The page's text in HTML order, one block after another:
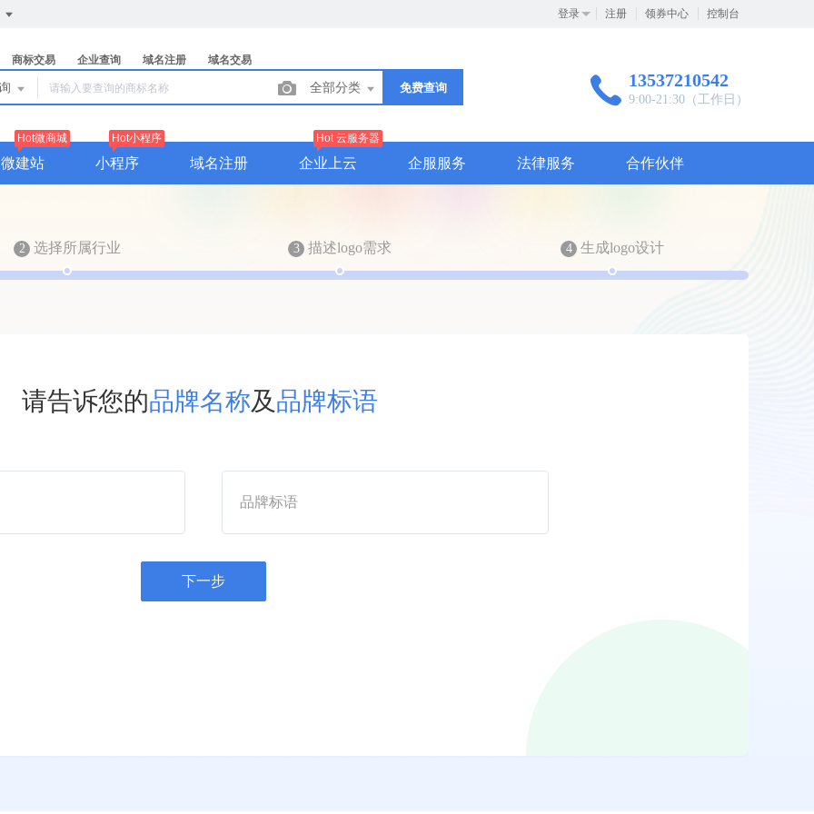
登录 注册 领券中心 控制台
商标交易 企业查询 域名注册 域名交易
全部分类 免费查询 13537210542
9:00-21:30（工作日）
建站
Hot微商城
小程序
Hot小程序
域名注册 企业上云
Hot 云服务器
企服服务 法律服务 合作伙伴
2 选择所属行业 3 描述logo需求 4 生成logo设计
请告诉您的品牌名称及品牌标语
品牌标语
下一步